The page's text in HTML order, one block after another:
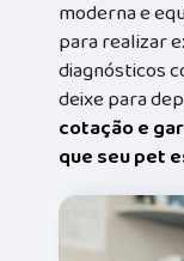
moderna e
para realizar
diagnósticos
deixe para
cotação e
que seu pet